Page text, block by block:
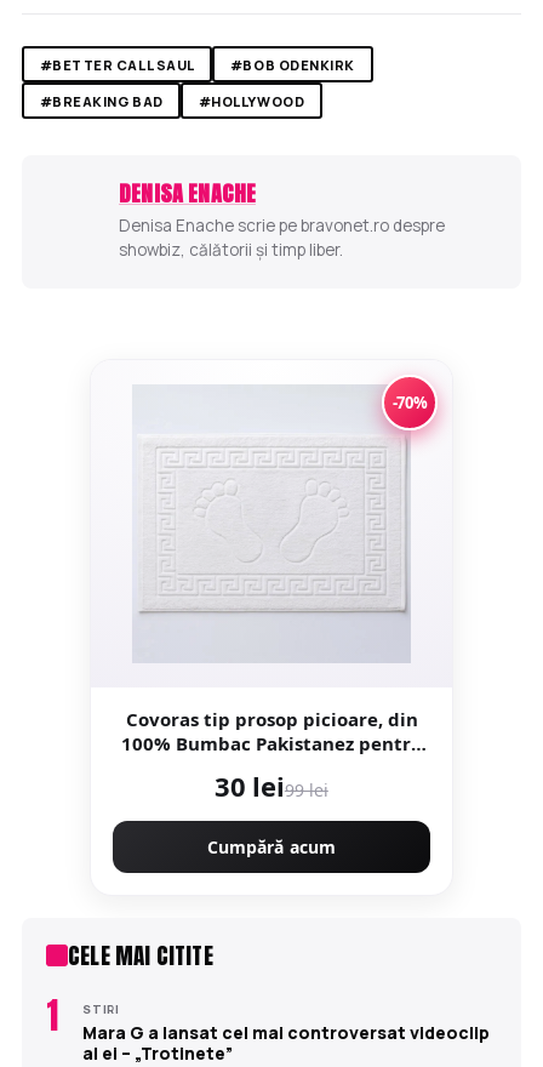
#BETTER CALL SAUL
#BOB ODENKIRK
#BREAKING BAD
#HOLLYWOOD
DENISA ENACHE
Denisa Enache scrie pe bravonet.ro despre
showbiz, călătorii și timp liber.
-70%
Covoras tip prosop picioare, din
100% Bumbac Pakistanez pentru
30 lei99 lei
Cumpără acum
CELE MAI CITITE
1 STIRI
Mara G a lansat cel mai controversat videoclip
al ei – „Trotinete”